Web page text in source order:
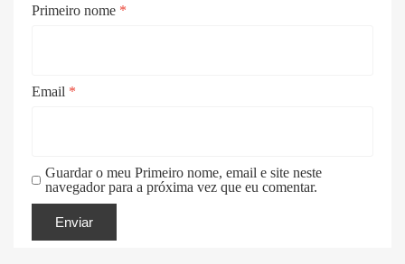
Primeiro nome *
Email *
Guardar o meu Primeiro nome, email e site neste
navegador para a próxima vez que eu comentar.